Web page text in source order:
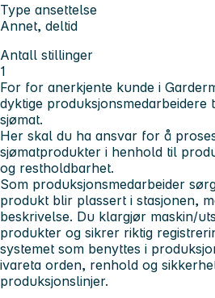
Type ansettelse
Annet, deltid
Antall stillinger
1
For for anerkjente kunde i
dyktige produksjonsmedarbeidere
sjømat.
Her skal du ha ansvar for å
sjømatprodukter i henhold til
og restholdbarhet.
Som produksjonsmedarbeider
produkt blir plassert i stasjonen,
beskrivelse. Du klargjør maskin/
produkter og sikrer riktig
systemet som benyttes i
ivareta orden, renhold og
produksjonslinjer.